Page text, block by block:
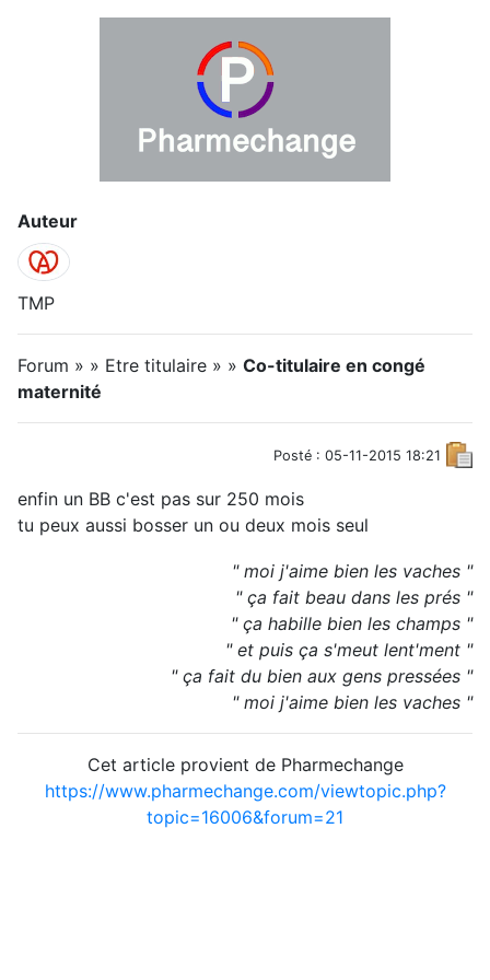
Auteur
TMP
Forum » » Etre titulaire » » Co-titulaire en congé
maternité
Posté : 05-11-2015 18:21
enfin un BB c'est pas sur 250 mois
tu peux aussi bosser un ou deux mois seul
" moi j'aime bien les vaches "
" ça fait beau dans les prés "
" ça habille bien les champs "
" et puis ça s'meut lent'ment "
" ça fait du bien aux gens pressées "
" moi j'aime bien les vaches "
Cet article provient de Pharmechange
https://www.pharmechange.com/viewtopic.php?
topic=16006&forum=21